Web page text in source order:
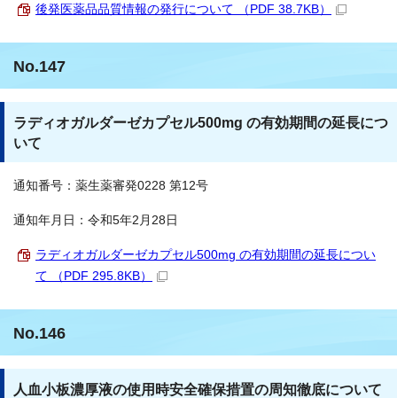
後発医薬品品質情報の発行について （PDF 38.7KB）
No.147
ラディオガルダーゼカプセル500mg の有効期間の延長につ
いて
通知番号：薬生薬審発0228 第12号
通知年月日：令和5年2月28日
ラディオガルダーゼカプセル500mg の有効期間の延長につい
て （PDF 295.8KB）
No.146
人血小板濃厚液の使用時安全確保措置の周知徹底について